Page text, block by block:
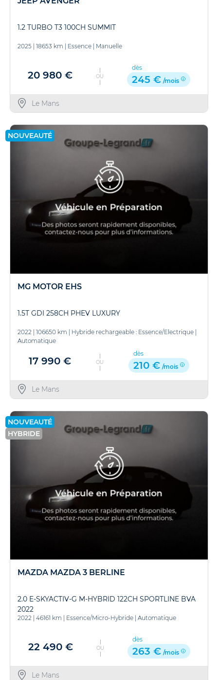
1.2 TURBO T3 100CH SUMMIT
2025 | 18653 km | Essence | Manuelle
20 980 € OU
dès
245 € /mois
Le Mans
NOUVEAUTÉ
MG MOTOR EHS
1.5T GDI 258CH PHEV LUXURY
2022 106650 km Hybride rechargeable : Essence/Electrique
Automatique
17 990 € OU
dès
210 € /mois
Le Mans
NOUVEAUTÉ
HYBRIDE
MAZDA MAZDA 3 BERLINE
2.0 E-SKYACTIV-G M-HYBRID 122CH SPORTLINE BVA
2022
2022 46161 km Essence/Micro-Hybride Automatique
22 490 € OU
dès
263 € /mois
Le Mans